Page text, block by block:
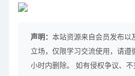
声明： 本站资源来自会员发布以
立场，仅限学习交流使用，请
小时内删除。 如有侵权争议、